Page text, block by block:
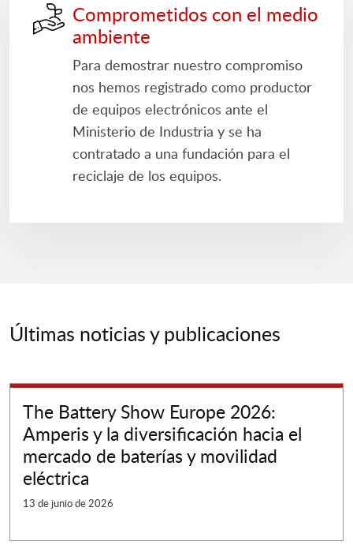
Comprometidos con el medio
ambiente
Para demostrar nuestro compromiso
nos hemos registrado como productor
de equipos electrónicos ante el
Ministerio de Industria y se ha
contratado a una fundación para el
reciclaje de los equipos.
Últimas noticias y publicaciones
The Battery Show Europe 2026:
Amperis y la diversificación hacia el
mercado de baterías y movilidad
eléctrica
13 de junio de 2026